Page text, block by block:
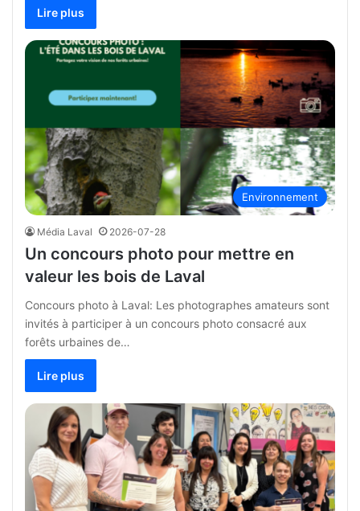
Lire plus
Environnement
Média Laval 2026-07-28
Un concours photo pour mettre en
valeur les bois de Laval
Concours photo à Laval: Les photographes amateurs sont
invités à participer à un concours photo consacré aux
forêts urbaines de…
Lire plus